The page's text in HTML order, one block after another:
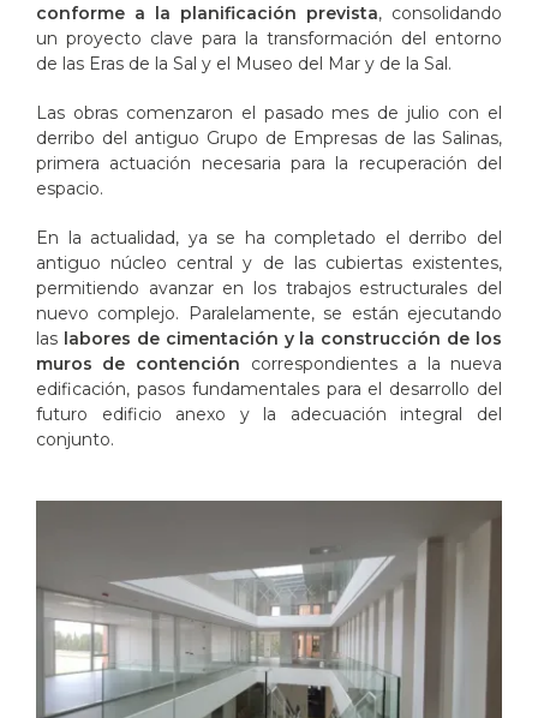
conforme a la planificación prevista, consolidando
un proyecto clave para la transformación del entorno
de las Eras de la Sal y el Museo del Mar y de la Sal.
Las obras comenzaron el pasado mes de julio con el
derribo del antiguo Grupo de Empresas de las Salinas,
primera actuación necesaria para la recuperación del
espacio.
En la actualidad, ya se ha completado el derribo del
antiguo núcleo central y de las cubiertas existentes,
permitiendo avanzar en los trabajos estructurales del
nuevo complejo. Paralelamente, se están ejecutando
las labores de cimentación y la construcción de los
muros de contención correspondientes a la nueva
edificación, pasos fundamentales para el desarrollo del
futuro edificio anexo y la adecuación integral del
conjunto.